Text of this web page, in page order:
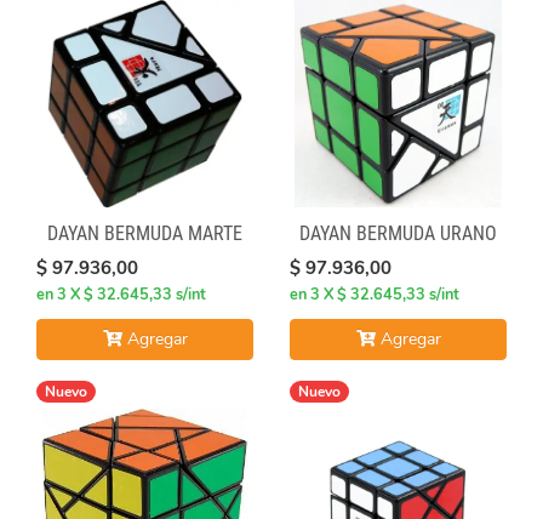
DAYAN BERMUDA MARTE
$ 97.936,00
en 3 X $ 32.645,33 s/int
Agregar
DAYAN BERMUDA URANO
$ 97.936,00
en 3 X $ 32.645,33 s/int
Agregar
Nuevo Nuevo